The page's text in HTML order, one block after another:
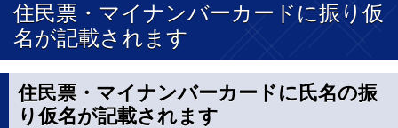
住民票・マイナンバーカードに振り仮
名が記載されます
住民票・マイナンバーカードに氏名の振
り仮名が記載されます